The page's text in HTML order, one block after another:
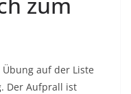
auf der Liste
Der Aufprall ist